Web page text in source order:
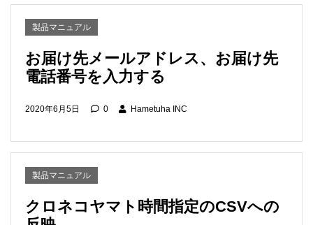
製品マニュアル
お届け先メールアドレス、お届け先
電話番号を入力する
2020年6月5日 0 Hametuha INC
製品マニュアル
クロネコヤマト時間指定のCSVへの